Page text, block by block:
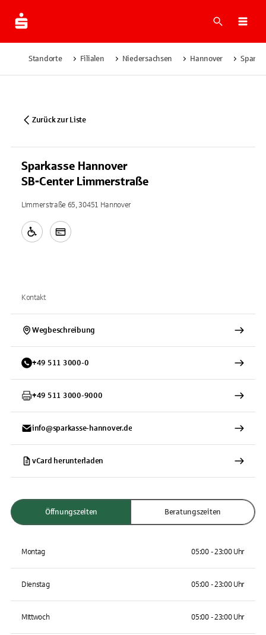
Suche
Standorte Filialen Niedersachsen Hannover
Zurück zur Liste
Sparkasse Hannover
SB-Center Limmerstraße
Limmerstraße 65, 30451 Hannover
Kontakt
Wegbeschreibung
+49 511 3000-0
+49 511 3000-9000
info@sparkasse-hannover.de
vCard herunterladen
Öffnungszeiten Beratungszeiten
Montag 05:00 - 23:00 Uhr
Dienstag 05:00 - 23:00 Uhr
Mittwoch 05:00 - 23:00 Uhr